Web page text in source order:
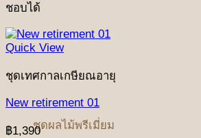
ชุดผลไม้พรีเมี่ยม
ชอบได้
Quick View
ชุดเทศกาลเกษียณอายุ
New retirement 01
฿1,390